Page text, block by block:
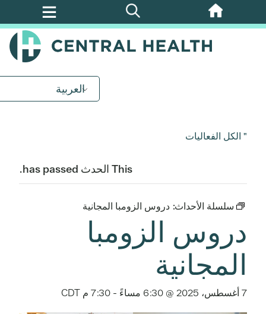
تخطي
العربية
" الكل الفعاليات
This الحدث has passed.
سلسلة الأحداث: دروس الزومبا المجانية
دروس الزومبا
المجانية
7 أغسطس، 2025 @ 6:30 مساءً - 7:30 م CDT